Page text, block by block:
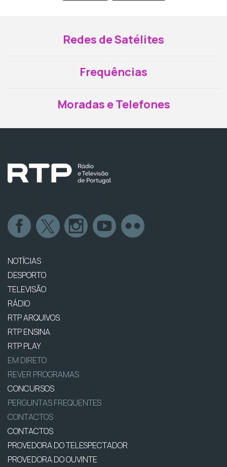
Redes de Satélites
Frequências
Moradas e Telefones
NOTÍCIAS
DESPORTO
TELEVISÃO
RÁDIO
RTP ARQUIVOS
RTP ENSINA
RTP PLAY
EM DIRETO
REVER PROGRAMAS
CONCURSOS
PERGUNTAS FREQUENTES
CONTACTOS
CONTACTOS
PROVEDORA DO TELESPECTADOR
PROVEDORA DO OUVINTE